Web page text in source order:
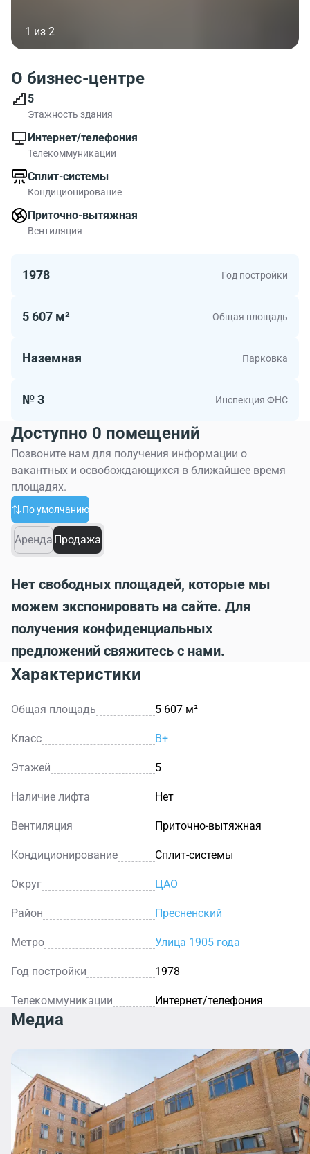
1 из 2
О бизнес-центре
5
Этажность здания
Интернет/телефония
Телекоммуникации
Сплит-системы
Кондиционирование
Приточно-вытяжная
Вентиляция
1978 Год постройки
5 607 м² Общая площадь
Наземная Парковка
№ 3 Инспекция ФНС
Доступно 0 помещений
Позвоните нам для получения информации о
вакантных и освобождающихся в ближайшее время
площадях.
По умолчанию
Аренда Продажа
Нет свободных площадей, которые мы
можем экспонировать на сайте. Для
получения конфиденциальных
предложений свяжитесь с нами.
Характеристики
Общая площадь 5 607 м²
Класс B+
Этажей 5
Наличие лифта Нет
Вентиляция Приточно-вытяжная
Кондиционирование Сплит-системы
Округ ЦАО
Район Пресненский
Метро Улица 1905 года
Год постройки 1978
Телекоммуникации Интернет/телефония
Медиа